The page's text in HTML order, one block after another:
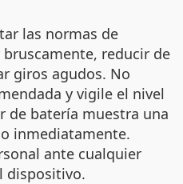
las normas de
reducir de
giros agudos. No
y vigile el nivel
de batería muestra una
inmediatamente.
ante cualquier
dispositivo.